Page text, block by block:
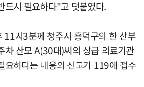
드시 필요하다"고 덧붙였다.
11시3분께 청주시 흥덕구의 한 산부
차 산모 A(30대)씨의 상급 의료기관
요하다는 내용의 신고가 119에 접수